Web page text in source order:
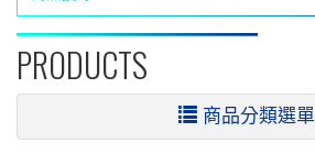
PRODUCTS
商品分類選單